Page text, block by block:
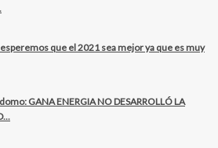
que el 2021 sea mejor ya que es muy
GANA ENERGIA NO DESARROLLÓ LA